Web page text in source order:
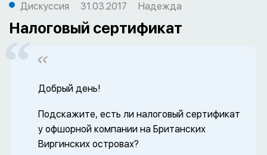
Дискуссия 31.03.2017 Надежда
Налоговый сертификат
Добрый день!
Подскажите, есть ли налоговый сертификат
у офшорной компании на Британских
Виргинских островах?